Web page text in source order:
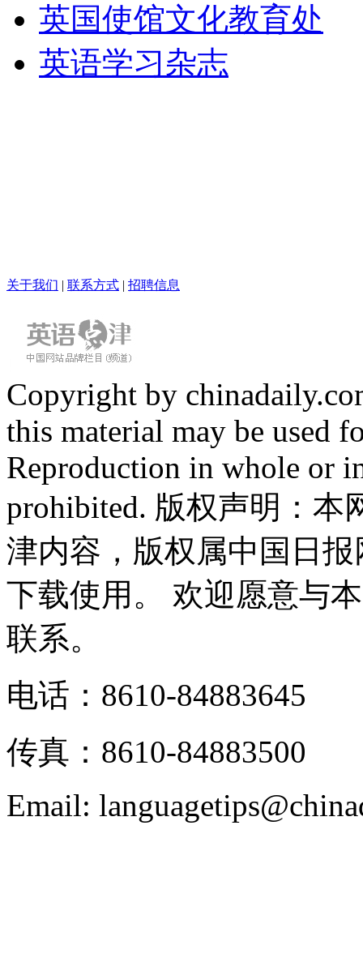
英国使馆文化教育处
英语学习杂志
关于我们 | 联系方式 | 招聘信息
Copyright by
this material may be used
Reproduction in whole or
prohibited. 版权声明：
津内容，版权属中国日
下载使用。 欢迎愿意与
联系。
电话：8610-84883645
传真：8610-84883500
Email: